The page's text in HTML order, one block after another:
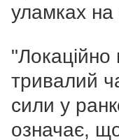
уламках на
"Локаційно
тривалий
сили у
означає,